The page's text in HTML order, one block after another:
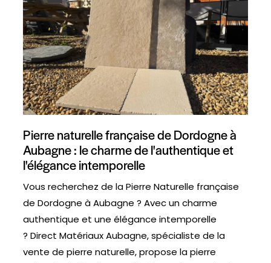
Pierre naturelle française de Dordogne à
Aubagne : le charme de l'authentique et
l'élégance intemporelle
Vous recherchez de la Pierre Naturelle française
de Dordogne à Aubagne ? Avec un charme
authentique et une élégance intemporelle
? Direct Matériaux Aubagne, spécialiste de la
vente de pierre naturelle, propose la pierre